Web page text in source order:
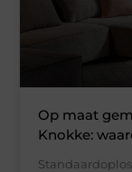
Op maat
Knokke: